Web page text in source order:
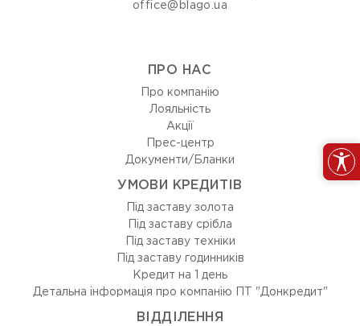
office@blago.ua
ПРО НАС
Про компанію
Лояльність
Акції
Прес-центр
Документи/Бланки
УМОВИ КРЕДИТІВ
Під заставу золота
Під заставу срібла
Під заставу техніки
Під заставу годинників
Кредит на 1 день
Детальна інформація про компанію ПТ "Донкредит"
ВIДДIЛЕННЯ